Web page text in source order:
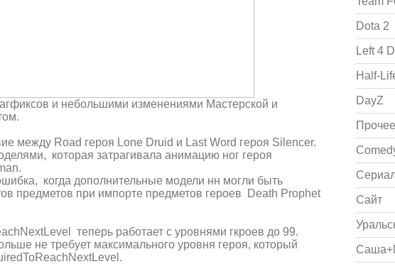
и небольшими изменениями Мастерской и
между Road героя Lone Druid и Last Word героя Silencer.
которая затрагивала анимацию ног героя
когда дополнительные модели нн могли быть
предметов при импорте предметов героев Death Prophet
теперь работает с уровнями гкроев до 99.
не требует максимального уровня героя, который
Dota 2
Left 4
Half-
DayZ
Прочее
Сайт